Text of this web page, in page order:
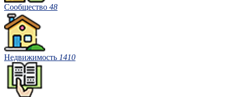
Сообщество 48
Недвижимость 1410